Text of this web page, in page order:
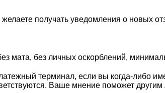
получать уведомления о новых
мата, без личных оскорблений,
терминал, если вы когда-либо
Ваше мнение поможет